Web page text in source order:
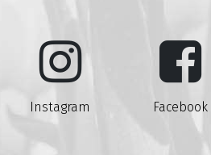
Instagram Facebook